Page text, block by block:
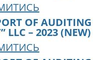
OF AUDITING
LLC – 2023 (NEW)